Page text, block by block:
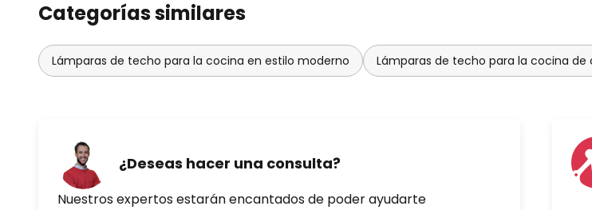
Categorías similares
Lámparas de techo para la cocina en estilo moderno Lámparas de techo para la cocina de
¿Deseas hacer una consulta?
Nuestros expertos estarán encantados de poder ayudarte